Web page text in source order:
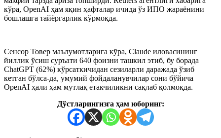
кўра, OpenAI ҳам яқин ҳафталар ичида ўз ИПО жараёнини
бошлашга тайёргарлик кўрмоқда.
Сенсор Товер маълумотларига кўра, Claude иловасининг
йиллик ўсиш суръати 640 фоизни ташкил этиб, бу борада
ChatGPT (62%) кўрсаткичидан сезиларли даражада ўзиб
кетган бўлса-да, умумий фойдаланувчилар сони бўйича
OpenAI ҳали ҳам мутлақ етакчиликни сақлаб қолмоқда.
Дўстларингизга ҳам юборинг: